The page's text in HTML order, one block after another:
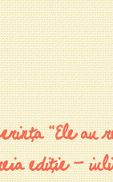
"Ele au
ediție -